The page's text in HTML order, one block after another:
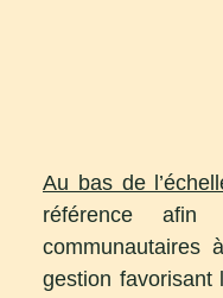
Au bas de
référence afin
communautaires
gestion favorisant